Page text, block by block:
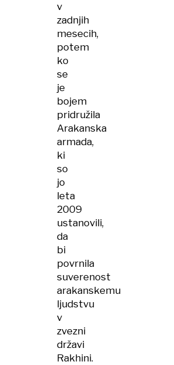
v
zadnjih
mesecih,
potem
ko
se
je
bojem
pridružila
Arakanska
armada,
ki
so
jo
leta
2009
ustanovili,
da
bi
povrnila
suverenost
arakanskemu
ljudstvu
v
zvezni
državi
Rakhini.